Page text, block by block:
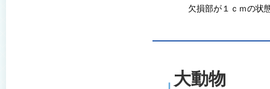
欠損部が１ｃｍの状
大動物